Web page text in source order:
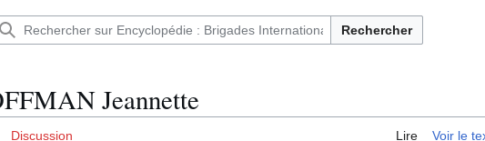
français et immigrés en Espagne (1936-1939)
Rechercher
Jeannette
Discussion Lire Voir le